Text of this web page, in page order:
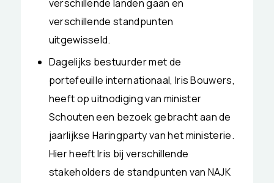
verschillende landen gaan en
verschillende standpunten
uitgewisseld.
Dagelijks bestuurder met de
portefeuille internationaal, Iris Bouwers,
heeft op uitnodiging van minister
Schouten een bezoek gebracht aan de
jaarlijkse Haringparty van het ministerie.
Hier heeft Iris bij verschillende
stakeholders de standpunten van NAJK